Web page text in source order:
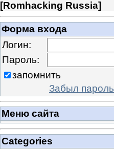
[Romhacking Russia]
Форма входа
Логин:
Пароль:
запомнить
Забыл пароль
Меню сайта
Categories